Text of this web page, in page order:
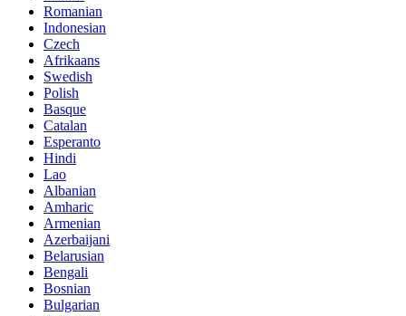
Romanian
Indonesian
Czech
Afrikaans
Swedish
Polish
Basque
Catalan
Esperanto
Hindi
Lao
Albanian
Amharic
Armenian
Azerbaijani
Belarusian
Bengali
Bosnian
Bulgarian